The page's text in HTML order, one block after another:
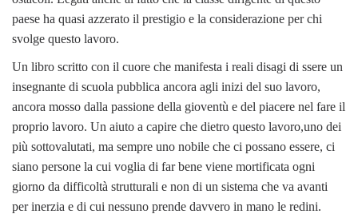
paese ha quasi azzerato il prestigio e la considerazione per chi
svolge questo lavoro.
Un libro scritto con il cuore che manifesta i reali disagi di ssere un
insegnante di scuola pubblica ancora agli inizi del suo lavoro,
ancora mosso dalla passione della gioventù e del piacere nel fare il
proprio lavoro. Un aiuto a capire che dietro questo lavoro,uno dei
più sottovalutati, ma sempre uno nobile che ci possano essere, ci
siano persone la cui voglia di far bene viene mortificata ogni
giorno da difficoltà strutturali e non di un sistema che va avanti
per inerzia e di cui nessuno prende davvero in mano le redini.